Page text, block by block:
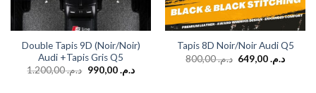
Double Tapis 9D (Noir/Noir)
Audi +Tapis Gris Q5
د.م.1.200,00 د.م.990,00
Tapis 8D Noir/Noir Audi Q5
د.م.800,00 د.م.649,00